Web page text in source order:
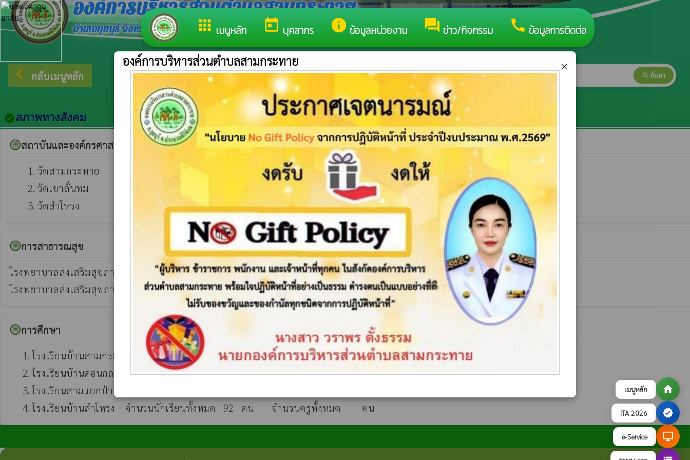
เมนูหลัก home
ITA 2026 verified
e-Service desktop_windows
appsเมนูหลัก todayบุคลากร infoข้อมูลหน่วยงาน forumข่าว/กิจกรรม callข้อมูลการติดต่อ
องค์การบริหารส่วนตำบลสามกระทาย
อำเภอกุยบุรี จังหวัดประจวบคีรีขันธ์
arrow_back_ios กลับเมนูหลัก ยินดีต้อนรับสู่เว็บไซต์ของ องค์การบริหารส่วนตำบลสามกระทาย search search ค้นหา
check_circleสภาพทางสังคม
สถาบันและองค์กรศาสนา
       3. วัดสำโหรง                       หมู่ 5  บ้านสำโหรง
การสาธารณสุข
โรงพยาบาลส่งเสริมสุขภาพตำบลบ้านดอนกลาง             ตั้งอยู่หมู่  9 บ้านเขาราง
โรงพยาบาลส่งเสริมสุขภาพตำบลบ้านป่าถล่ม                 ตั้งอยู่หมู่  6 บ้านป่าถล่ม
การศึกษา
     4. โรงเรียนบ้านสำโหรง    จำนวนนักเรียนทั้งหมด   92   คน       จำนวนครูทั้งหมด    -   คน
×
องค์การบริหารส่วนตำบลสามกระทาย